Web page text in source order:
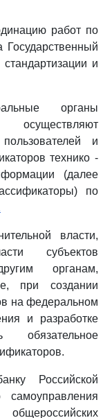
работ по
и
органы
и
технико -
(далее
по
власти,
субъектов
органам,
при создании
на федеральном
и разработке
обязательное
Российской